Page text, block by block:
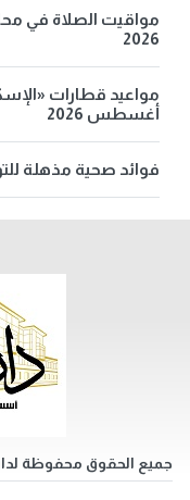
2026
أغسطس 2026
فوائد صحية مذهلة
جميع الحقوق محفوظة